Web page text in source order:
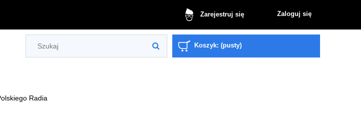
Zarejestruj się Zaloguj się
Koszyk: (pusty)
Radia